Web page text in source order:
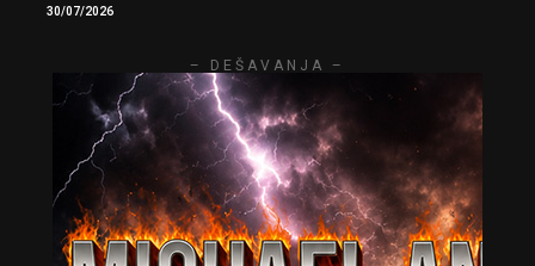
30/07/2026
– DEŠAVANJA –